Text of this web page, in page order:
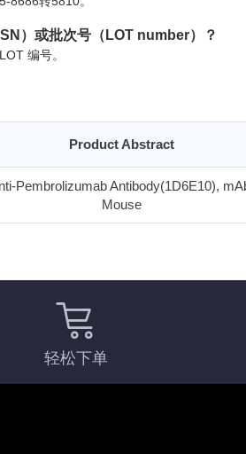
）或批次号（LOT number）？
编号。
Product Abstract
Pembrolizumab Antibody(1D6E10),
Mouse
轻松下单